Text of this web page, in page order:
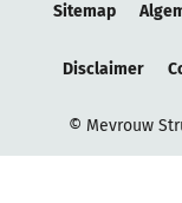
Sitemap
Disclaimer
© Mevrouw